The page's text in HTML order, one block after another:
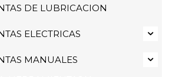
DE LUBRICACION
ELECTRICAS
MANUALES